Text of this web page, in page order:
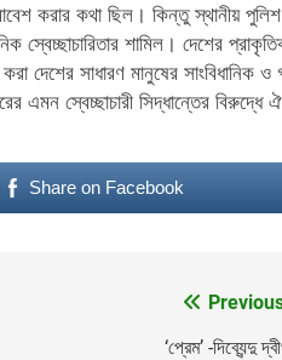
করার কথা ছিল। কিন্তু স্থানীয়
স্বেচ্ছাচারিতার শামিল। দেশের
দেশের সাধারণ মানুষের
এমন স্বেচ্ছাচারী সিদ্ধান্তের
Share on Facebook
‘প্রেম’ -দিব্যেন্দু